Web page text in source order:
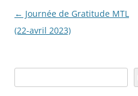
Navigation
des
← Journée de Gratitude MTL
(22-avril 2023)